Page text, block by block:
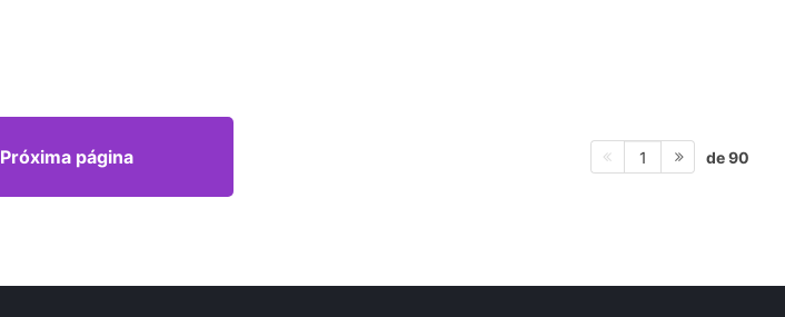
Próxima página 1 de 90